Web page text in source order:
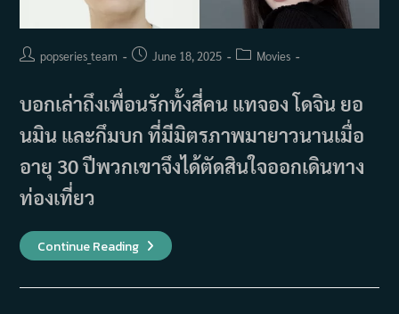
Postpopseries_team
PostJune 18, 2025
PostMovies
บอกเล่าถึงเพื่อนรักทั้งสี่คน แทจอง โดจิน ยอ
นมิน และกึมบก ที่มีมิตรภาพมายาวนานเมื่อ
อายุ 30 ปีพวกเขาจึงได้ตัดสินใจออกเดินทาง
ท่องเที่ยว
Continue Readingเรื่อง
ย่อ